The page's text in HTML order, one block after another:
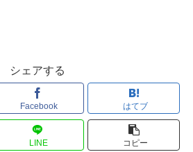
シェアする
Facebook はてブ
LINE コピー